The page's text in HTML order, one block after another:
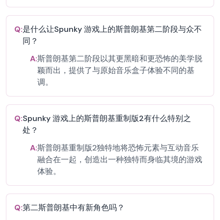
Q:是什么让Spunky 游戏上的斯普朗基第二阶段与众不
同？
A:斯普朗基第二阶段以其更黑暗和更恐怖的美学脱
颖而出，提供了与原始音乐盒子体验不同的基
调。
Q:Spunky 游戏上的斯普朗基重制版2有什么特别之
处？
A:斯普朗基重制版2独特地将恐怖元素与互动音乐
融合在一起，创造出一种独特而身临其境的游戏
体验。
Q:第二斯普朗基中有新角色吗？